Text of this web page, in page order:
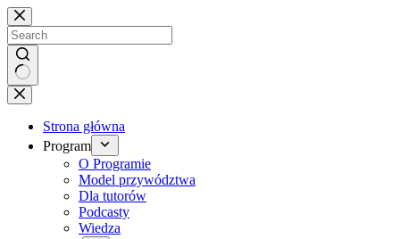
Brak
wyników
Strona główna
Program
O Programie
Model przywództwa
Dla tutorów
Podcasty
Wiedza